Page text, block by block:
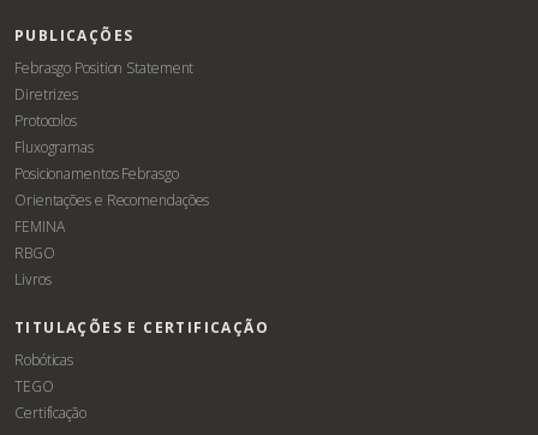
PUBLICAÇÕES
Febrasgo Position Statement
Diretrizes
Protocolos
Fluxogramas
Posicionamentos Febrasgo
Orientações e Recomendações
FEMINA
RBGO
Livros
TITULAÇÕES E CERTIFICAÇÃO
Robóticas
TEGO
Certificação